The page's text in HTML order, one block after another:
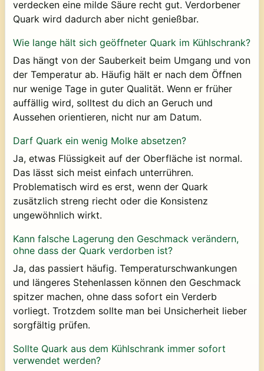
verdecken eine milde Säure recht gut. Verdorbener
Quark wird dadurch aber nicht genießbar.
Wie lange hält sich geöffneter Quark im Kühlschrank?
Das hängt von der Sauberkeit beim Umgang und von
der Temperatur ab. Häufig hält er nach dem Öffnen
nur wenige Tage in guter Qualität. Wenn er früher
auffällig wird, solltest du dich an Geruch und
Aussehen orientieren, nicht nur am Datum.
Darf Quark ein wenig Molke absetzen?
Ja, etwas Flüssigkeit auf der Oberfläche ist normal.
Das lässt sich meist einfach unterrühren.
Problematisch wird es erst, wenn der Quark
zusätzlich streng riecht oder die Konsistenz
ungewöhnlich wirkt.
Kann falsche Lagerung den Geschmack verändern,
ohne dass der Quark verdorben ist?
Ja, das passiert häufig. Temperaturschwankungen
und längeres Stehenlassen können den Geschmack
spitzer machen, ohne dass sofort ein Verderb
vorliegt. Trotzdem sollte man bei Unsicherheit lieber
sorgfältig prüfen.
Sollte Quark aus dem Kühlschrank immer sofort
verwendet werden?